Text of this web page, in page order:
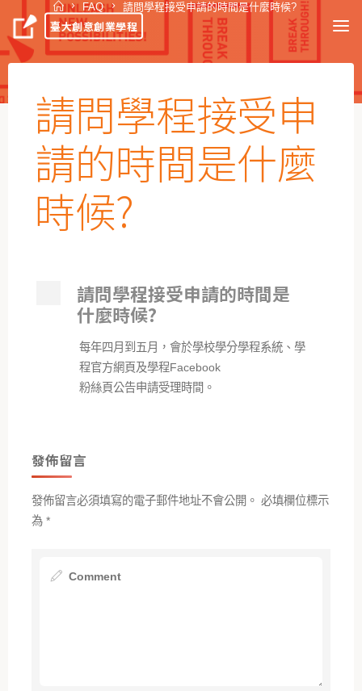
臺大創意創業學程
FAQ 請問學程接受申請的時間是什麼時候?
請問學程接受申
請的時間是什麼
時候?
請問學程接受申請的時間是
什麼時候?
每年四月到五月，會於學校學分學程系統、學
程官方網頁及學程Facebook
粉絲頁公告申請受理時間。
發佈留言
發佈留言必須填寫的電子郵件地址不會公開。 必填欄位標示
為 *